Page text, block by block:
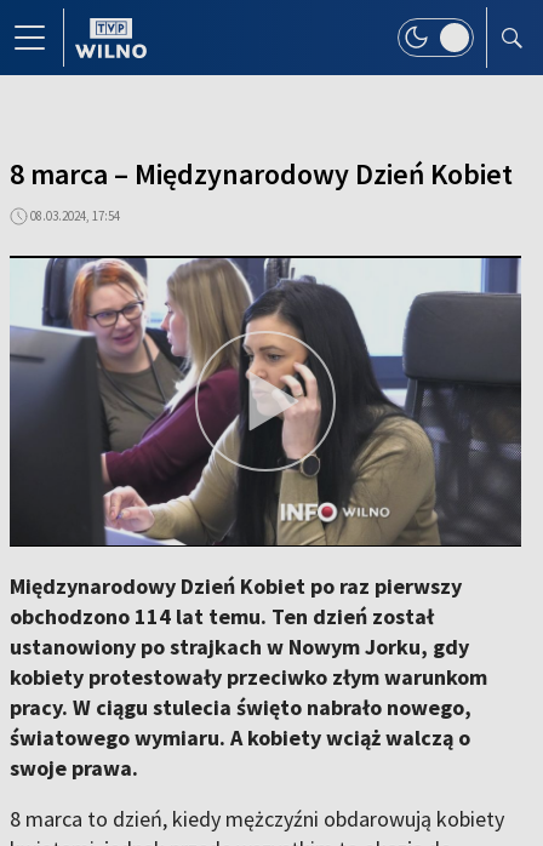
8 marca – Międzynarodowy Dzień Kobiet
08.03.2024, 17:54
Międzynarodowy Dzień Kobiet po raz pierwszy
obchodzono 114 lat temu. Ten dzień został
ustanowiony po strajkach w Nowym Jorku, gdy
kobiety protestowały przeciwko złym warunkom
pracy. W ciągu stulecia święto nabrało nowego,
światowego wymiaru. A kobiety wciąż walczą o
swoje prawa.
8 marca to dzień, kiedy mężczyźni obdarowują kobiety